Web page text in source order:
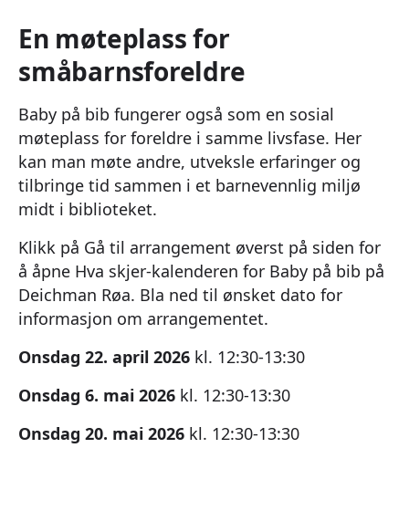
En møteplass for
småbarnsforeldre
Baby på bib fungerer også som en sosial
møteplass for foreldre i samme livsfase. Her
kan man møte andre, utveksle erfaringer og
tilbringe tid sammen i et barnevennlig miljø
midt i biblioteket.
Klikk på Gå til arrangement øverst på siden for
å åpne Hva skjer-kalenderen for Baby på bib på
Deichman Røa. Bla ned til ønsket dato for
informasjon om arrangementet.
Onsdag 22. april 2026 kl. 12:30-13:30
Onsdag 6. mai 2026 kl. 12:30-13:30
Onsdag 20. mai 2026 kl. 12:30-13:30